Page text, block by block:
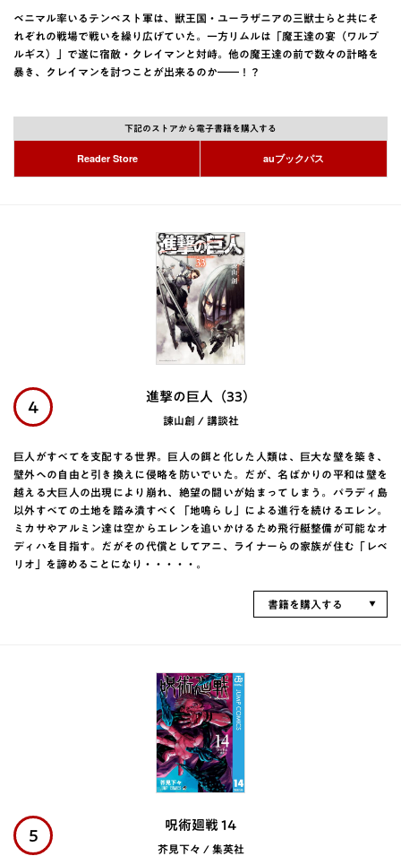
ベニマル率いるテンペスト軍は、獣王国・ユーラザニアの三獣士らと共にそ
れぞれの戦場で戦いを繰り広げていた。一方リムルは「魔王達の宴（ワルプ
ルギス）」で遂に宿敵・クレイマンと対峙。他の魔王達の前で数々の計略を
暴き、クレイマンを討つことが出来るのか――！？
下記のストアから電子書籍を購入する
Reader Store auブックパス
4
進撃の巨人（33）
諫山創 / 講談社
巨人がすべてを支配する世界。巨人の餌と化した人類は、巨大な壁を築き、
壁外への自由と引き換えに侵略を防いでいた。だが、名ばかりの平和は壁を
越える大巨人の出現により崩れ、絶望の闘いが始まってしまう。パラディ島
以外すべての土地を踏み潰すべく「地鳴らし」による進行を続けるエレン。
ミカサやアルミン達は空からエレンを追いかけるため飛行艇整備が可能なオ
ディハを目指す。だがその代償としてアニ、ライナーらの家族が住む「レベ
リオ」を諦めることになり・・・・・。
書籍を購入する
5
呪術廻戦 14
芥見下々 / 集英社